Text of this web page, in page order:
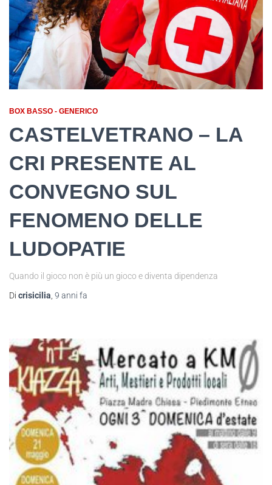
BOX BASSO - GENERICO
CASTELVETRANO – LA
CRI PRESENTE AL
CONVEGNO SUL
FENOMENO DELLE
LUDOPATIE
Quando il gioco non è più un gioco e diventa dipendenza
Di crisicilia 9 anni fa